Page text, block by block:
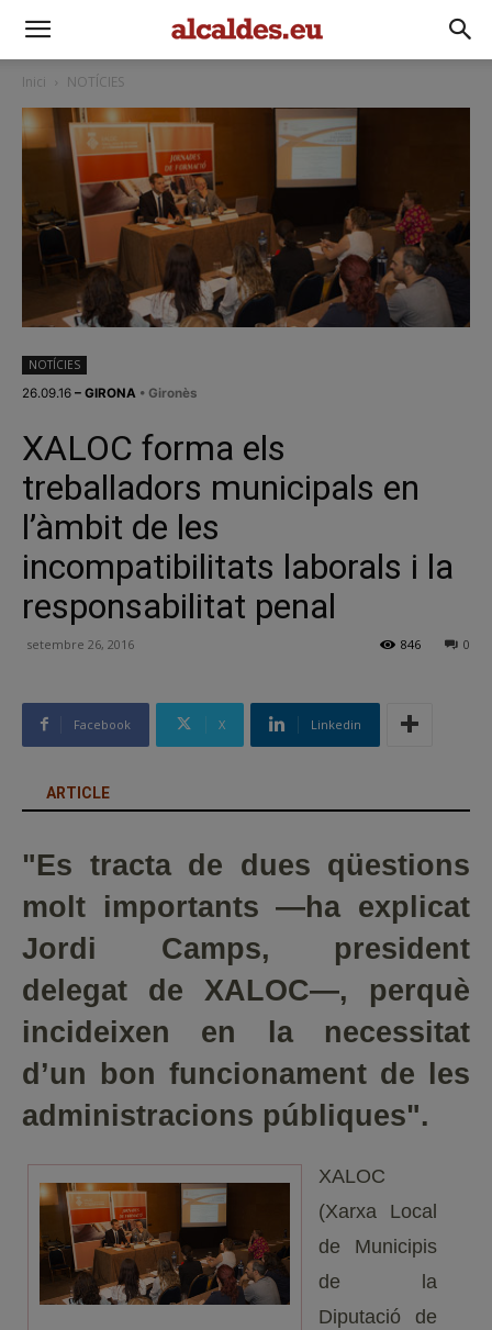
Inici NOTÍCIES
NOTÍCIES
26.09.16 – GIRONA • Gironès
XALOC forma els
treballadors municipals en
l’àmbit de les
incompatibilitats laborals i la
responsabilitat penal
setembre 26, 2016 0
846
Facebook X Linkedin
ARTICLE
"Es tracta de dues qüestions
molt importants —ha explicat
Jordi Camps, president
delegat de XALOC—, perquè
incideixen en la necessitat
d’un bon funcionament de les
administracions públiques".
XALOC
(Xarxa Local
de Municipis
de la
Diputació de